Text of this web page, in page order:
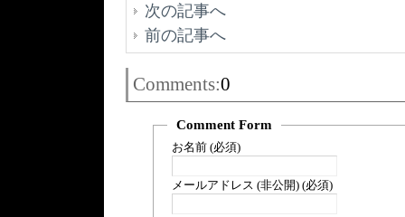
次の記事へ
前の記事へ
Comments:0
Comment Form
お名前 (必須)
メールアドレス (非公開) (必須)